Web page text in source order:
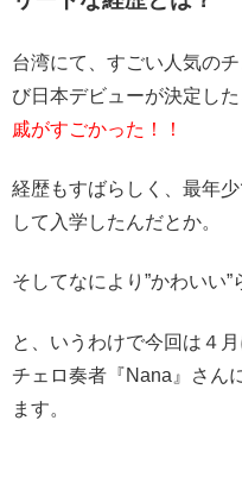
台湾にて、すごい人気の
び日本デビューが決定した
戚がすごかった！！
経歴もすばらしく、 最年
して入学 したんだとか。
そしてなにより”かわいい”
と、いうわけで今回は４
チェロ奏者 『Nana』さん
ます。